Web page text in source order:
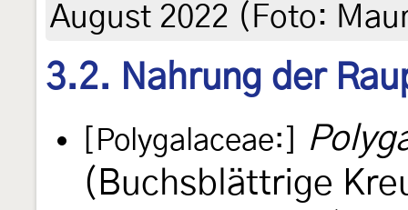
August 2022 (Foto:
3.2. Nahrung der
[Polygalaceae:]
(Buchsblättrige